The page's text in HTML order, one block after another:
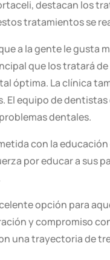
destacan los
tratamientos se
a la gente le
que los tratará
óptima. La clínica
El equipo de
dentales.
con la
por educar a sus
opción para
y compromiso
una trayectoria de